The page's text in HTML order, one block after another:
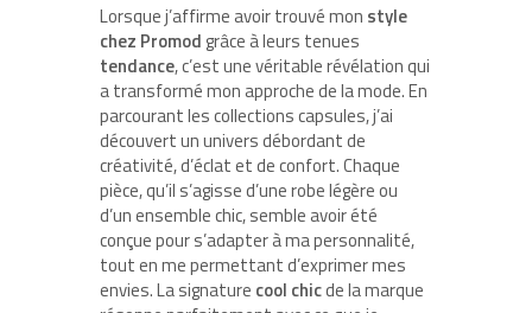
Lorsque j’affirme avoir trouvé mon style
chez Promod grâce à leurs tenues
tendance, c’est une véritable révélation qui
a transformé mon approche de la mode. En
parcourant les collections capsules, j’ai
découvert un univers débordant de
créativité, d’éclat et de confort. Chaque
pièce, qu’il s’agisse d’une robe légère ou
d’un ensemble chic, semble avoir été
conçue pour s’adapter à ma personnalité,
tout en me permettant d’exprimer mes
envies. La signature cool chicde la marque